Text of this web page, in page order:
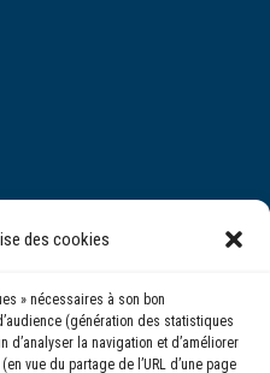
des cookies
» nécessaires à son bon
(génération des statistiques
d’analyser la navigation et d’améliorer
vue du partage de l’URL d’une page